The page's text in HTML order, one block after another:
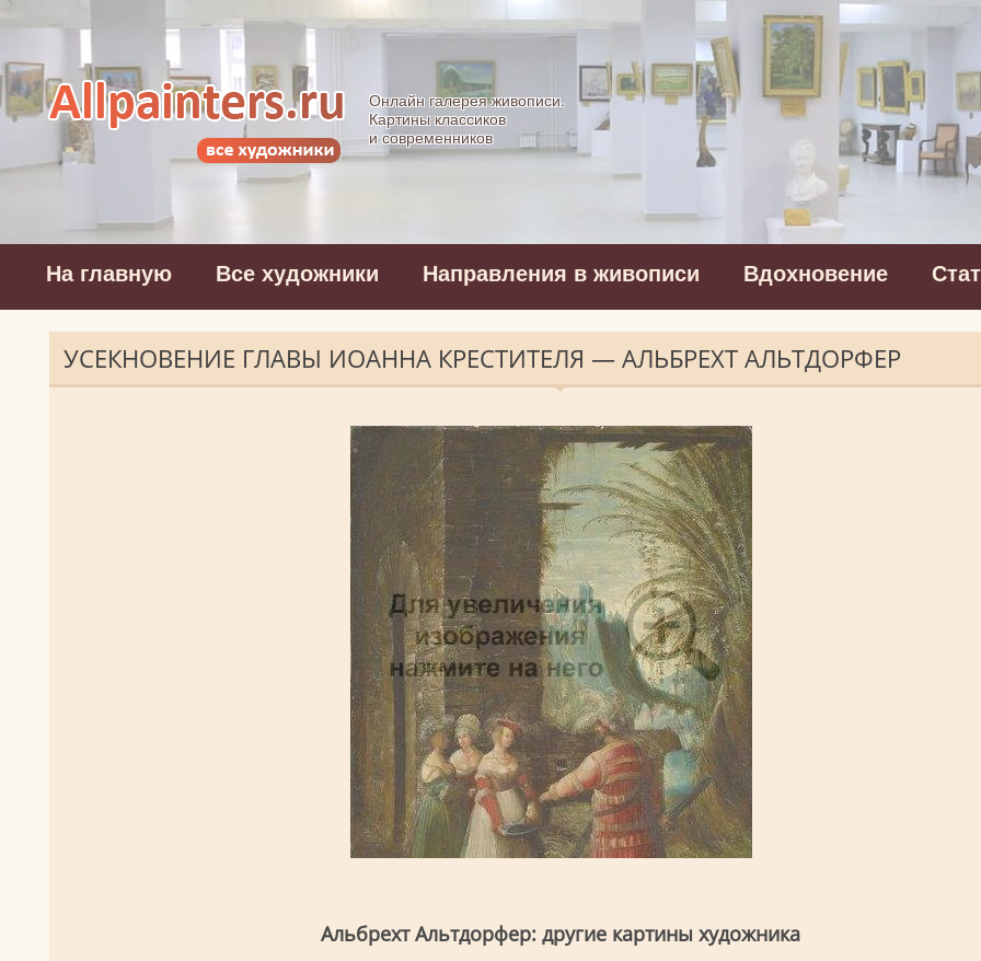
Allpainters.ru - картинная галерея
Онлайн галерея живописи.
Картины классиков
и современников
На главную Все художники Направления в живописи Вдохновение
УСЕКНОВЕНИЕ ГЛАВЫ ИОАННА КРЕСТИТЕЛЯ — АЛЬБРЕХТ АЛЬТДОРФЕР
Альбрехт Альтдорфер: другие картины художника